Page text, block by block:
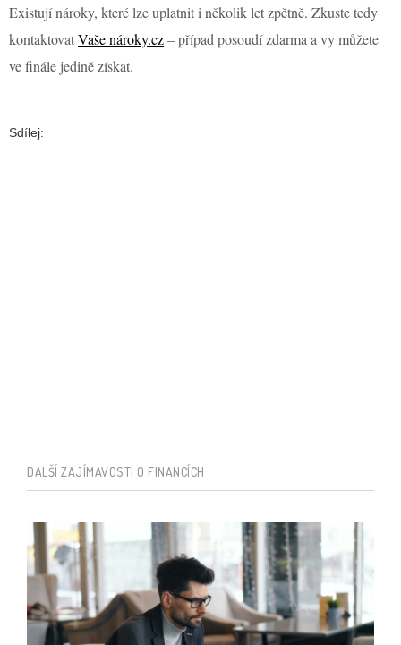
Existují nároky, které lze uplatnit i několik let zpětně. Zkuste tedy
kontaktovatVaše nároky.cz– případ posoudí zdarma a vy můžete
ve finále jedině získat.
Sdílej:
DALŠÍ ZAJÍMAVOSTI O FINANCÍCH